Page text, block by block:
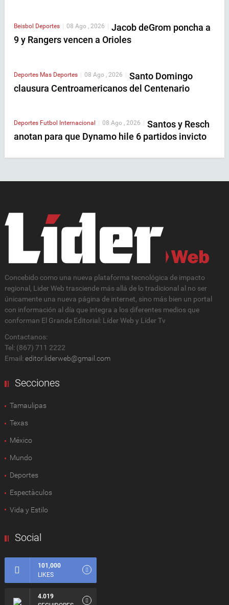
Beisbol Deportes 08 Ago , 2026
Jacob deGrom poncha a
9 y Rangers vencen a Orioles
Deportes Mas Deportes | 08 Ago , 2026 | Santo Domingo
clausura Centroamericanos del Centenario
Deportes Futbol Internacional 08 Ago , 2026
Santos y Resch
anotan para que Dynamo hile 6 partidos invicto
Concebido como una nueva plataforma tecnológica de impacto
regional, Lider Web trasciende más allá de lo tradicional al no ser
únicamente una nueva página de internet, sino más bien un portal
con información al día que integra a los diferentes medios que
conforman El Grande Editorial: Líder Web y Líder Tv
Contactanos:
Tel: (867) 711 2222
Email: editor.liderweb@gmail.com
Secciones
Tamaulipas
Texas
México
Mundo
Deportes
Espectàculos
Vida y Estilo
Social
101,000
LIKES
4.019